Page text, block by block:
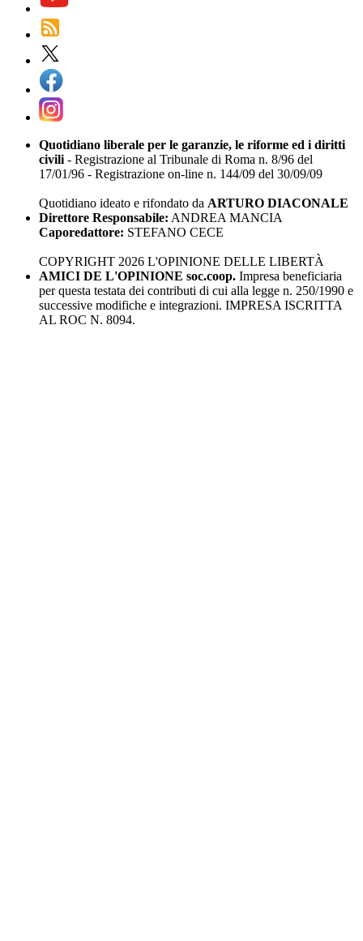
Quotidiano liberale per le garanzie, le riforme ed i diritti
civili - Registrazione al Tribunale di Roma n. 8/96 del
17/01/96 - Registrazione on-line n. 144/09 del 30/09/09
Quotidiano ideato e rifondato da ARTURO DIACONALE
Direttore Responsabile: ANDREA MANCIA
Caporedattore: STEFANO CECE
COPYRIGHT 2026 L'OPINIONE DELLE LIBERTÀ
AMICI DE L'OPINIONE soc.coop. Impresa beneficiaria
per questa testata dei contributi di cui alla legge n. 250/1990 e
successive modifiche e integrazioni. IMPRESA ISCRITTA
AL ROC N. 8094.